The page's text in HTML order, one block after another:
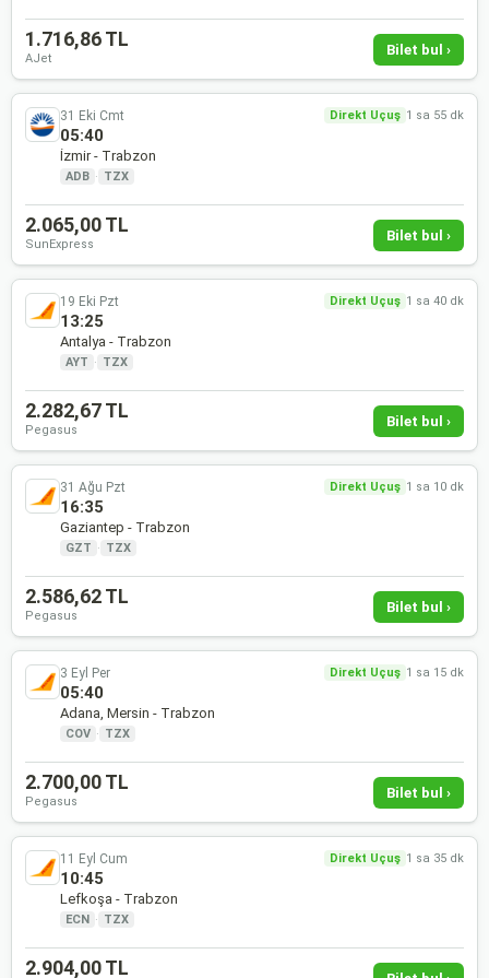
1.716,86 TL
AJet
Bilet bul ›
31 Eki Cmt Direkt Uçuş 1 sa 55 dk
05:40
İzmir - Trabzon
ADB · TZX
2.065,00 TL
SunExpress
Bilet bul ›
19 Eki Pzt Direkt Uçuş 1 sa 40 dk
13:25
Antalya - Trabzon
AYT · TZX
2.282,67 TL
Pegasus
Bilet bul ›
31 Ağu Pzt Direkt Uçuş 1 sa 10 dk
16:35
Gaziantep - Trabzon
GZT · TZX
2.586,62 TL
Pegasus
Bilet bul ›
3 Eyl Per Direkt Uçuş 1 sa 15 dk
05:40
Adana, Mersin - Trabzon
COV · TZX
2.700,00 TL
Pegasus
Bilet bul ›
11 Eyl Cum Direkt Uçuş 1 sa 35 dk
10:45
Lefkoşa - Trabzon
ECN · TZX
2.904,00 TL